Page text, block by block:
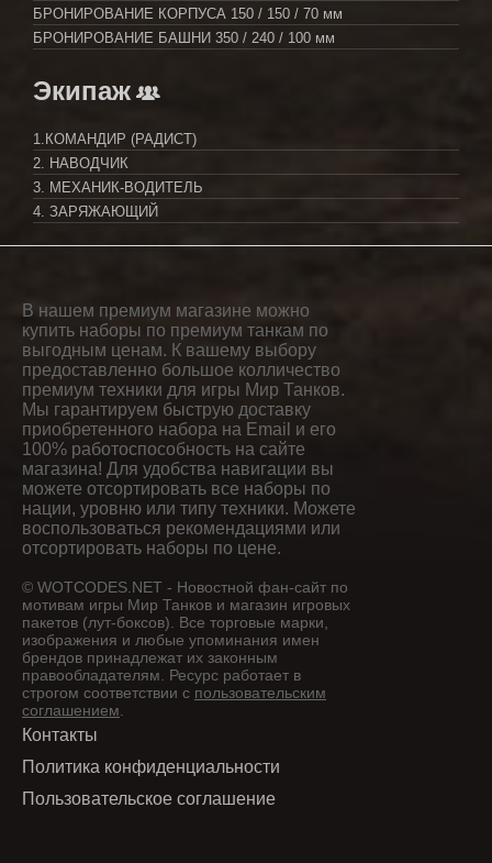
БРОНИРОВАНИЕ КОРПУСА 150 / 150 / 70 мм
БРОНИРОВАНИЕ БАШНИ 350 / 240 / 100 мм
Экипаж
1.КОМАНДИР (РАДИСТ)
2. НАВОДЧИК
3. МЕХАНИК-ВОДИТЕЛЬ
4. ЗАРЯЖАЮЩИЙ
В нашем премиум магазине можно
купить наборы по премиум танкам по
выгодным ценам. К вашему выбору
предоставленно большое колличество
премиум техники для игры Мир Танков.
Мы гарантируем быструю доставку
приобретенного набора на Email и его
100% работоспособность на сайте
магазина! Для удобства навигации вы
можете отсортировать все наборы по
нации, уровню или типу техники. Можете
воспользоваться рекомендациями или
отсортировать наборы по цене.
© WOTCODES.NET - Новостной фан-сайт по
мотивам игры Мир Танков и магазин игровых
пакетов (лут-боксов). Все торговые марки,
изображения и любые упоминания имен
брендов принадлежат их законным
правообладателям. Ресурс работает в
строгом соответствии с пользовательским
соглашением
Контакты
Политика конфиденциальности
Пользовательское соглашение